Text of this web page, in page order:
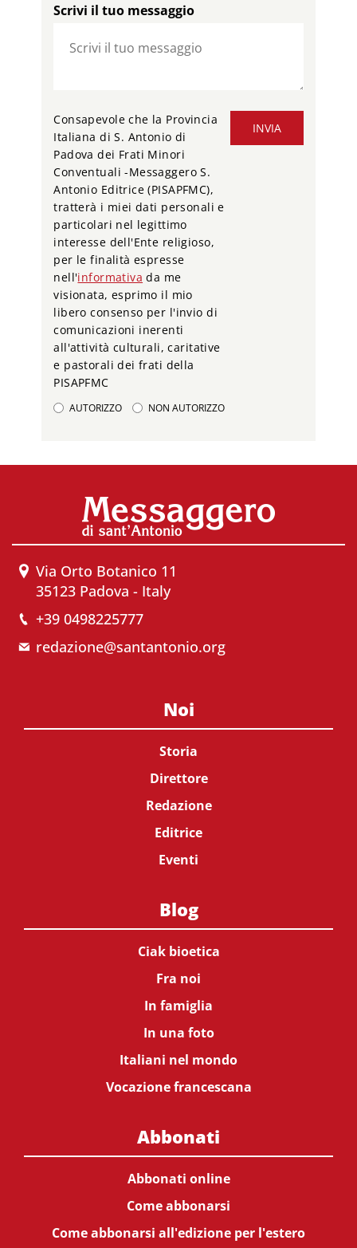
Scrivi il tuo messaggio
INVIA
Consapevole che la Provincia
Italiana di S. Antonio di
Padova dei Frati Minori
Conventuali -Messaggero S.
Antonio Editrice (PISAPFMC),
tratterà i miei dati personali e
particolari nel legittimo
interesse dell'Ente religioso,
per le finalità espresse
nell'informativa da me
visionata, esprimo il mio
libero consenso per l'invio di
comunicazioni inerenti
all'attività culturali, caritative
e pastorali dei frati della
PISAPFMC
AUTORIZZO NON AUTORIZZO
Via Orto Botanico 11
35123 Padova - Italy
+39 0498225777
redazione@santantonio.org
Noi
Storia
Direttore
Redazione
Editrice
Eventi
Blog
Ciak bioetica
Fra noi
In famiglia
In una foto
Italiani nel mondo
Vocazione francescana
Abbonati
Abbonati online
Come abbonarsi
Come abbonarsi all'edizione per l'estero